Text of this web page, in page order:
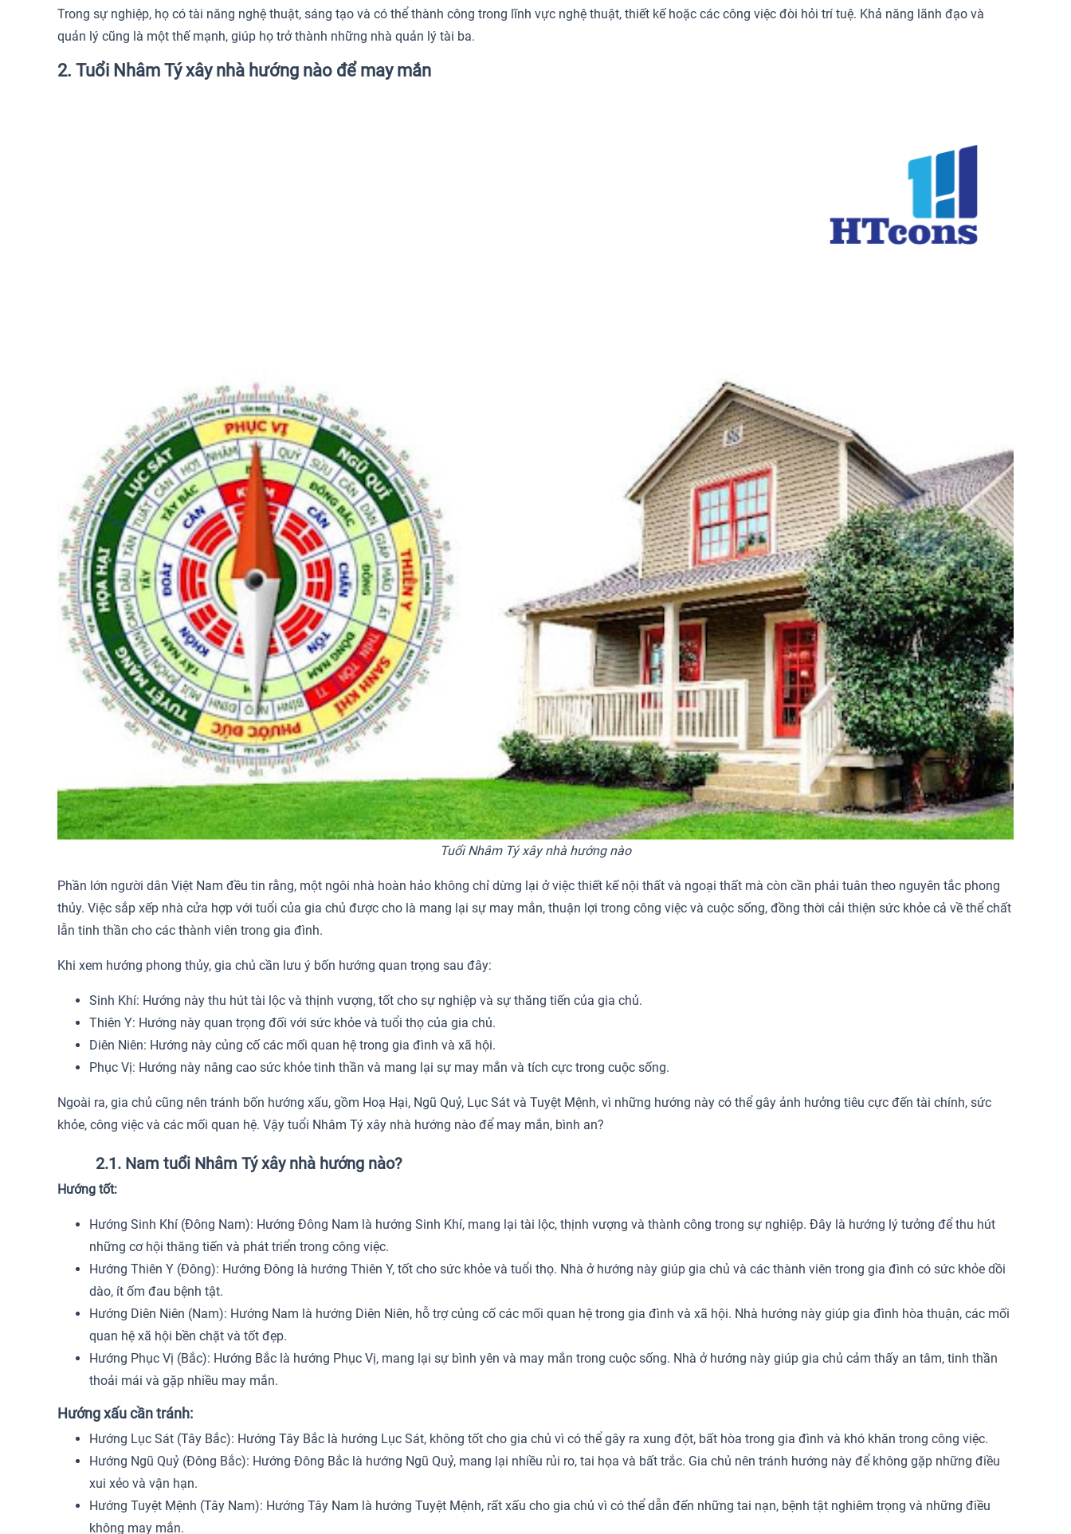
Trong sự nghiệp, họ có tài năng nghệ thuật, sáng tạo và có thể thành công trong lĩnh vực nghệ thuật, thiết kế hoặc các công việc đòi hỏi trí tuệ. Khả năng lãnh đạo và
quản lý cũng là một thế mạnh, giúp họ trở thành những nhà quản lý tài ba.
2. Tuổi Nhâm Tý xây nhà hướng nào để may mắn
Tuổi Nhâm Tý xây nhà hướng nào
Phần lớn người dân Việt Nam đều tin rằng, một ngôi nhà hoàn hảo không chỉ dừng lại ở việc thiết kế nội thất và ngoại thất mà còn cần phải tuân theo nguyên tắc phong
thủy. Việc sắp xếp nhà cửa hợp với tuổi của gia chủ được cho là mang lại sự may mắn, thuận lợi trong công việc và cuộc sống, đồng thời cải thiện sức khỏe cả về thể chất
lẫn tinh thần cho các thành viên trong gia đình.
Khi xem hướng phong thủy, gia chủ cần lưu ý bốn hướng quan trọng sau đây:
Sinh Khí: Hướng này thu hút tài lộc và thịnh vượng, tốt cho sự nghiệp và sự thăng tiến của gia chủ.
Thiên Y: Hướng này quan trọng đối với sức khỏe và tuổi thọ của gia chủ.
Diên Niên: Hướng này củng cố các mối quan hệ trong gia đình và xã hội.
Phục Vị: Hướng này nâng cao sức khỏe tinh thần và mang lại sự may mắn và tích cực trong cuộc sống.
Ngoài ra, gia chủ cũng nên tránh bốn hướng xấu, gồm Hoạ Hại, Ngũ Quỷ, Lục Sát và Tuyệt Mệnh, vì những hướng này có thể gây ảnh hưởng tiêu cực đến tài chính, sức
khỏe, công việc và các mối quan hệ. Vậy tuổi Nhâm Tý xây nhà hướng nào để may mắn, bình an?
2.1. Nam tuổi Nhâm Tý xây nhà hướng nào?
Hướng tốt:
Hướng Sinh Khí (Đông Nam): Hướng Đông Nam là hướng Sinh Khí, mang lại tài lộc, thịnh vượng và thành công trong sự nghiệp. Đây là hướng lý tưởng để thu hút
những cơ hội thăng tiến và phát triển trong công việc.
Hướng Thiên Y (Đông): Hướng Đông là hướng Thiên Y, tốt cho sức khỏe và tuổi thọ. Nhà ở hướng này giúp gia chủ và các thành viên trong gia đình có sức khỏe dồi
dào, ít ốm đau bệnh tật.
Hướng Diên Niên (Nam): Hướng Nam là hướng Diên Niên, hỗ trợ củng cố các mối quan hệ trong gia đình và xã hội. Nhà hướng này giúp gia đình hòa thuận, các mối
quan hệ xã hội bền chặt và tốt đẹp.
Hướng Phục Vị (Bắc): Hướng Bắc là hướng Phục Vị, mang lại sự bình yên và may mắn trong cuộc sống. Nhà ở hướng này giúp gia chủ cảm thấy an tâm, tinh thần
thoải mái và gặp nhiều may mắn.
Hướng xấu cần tránh:
Hướng Lục Sát (Tây Bắc): Hướng Tây Bắc là hướng Lục Sát, không tốt cho gia chủ vì có thể gây ra xung đột, bất hòa trong gia đình và khó khăn trong công việc.
Hướng Ngũ Quỷ (Đông Bắc): Hướng Đông Bắc là hướng Ngũ Quỷ, mang lại nhiều rủi ro, tai họa và bất trắc. Gia chủ nên tránh hướng này để không gặp những điều
xui xẻo và vận hạn.
Hướng Tuyệt Mệnh (Tây Nam): Hướng Tây Nam là hướng Tuyệt Mệnh, rất xấu cho gia chủ vì có thể dẫn đến những tai nạn, bệnh tật nghiêm trọng và những điều
không may mắn.